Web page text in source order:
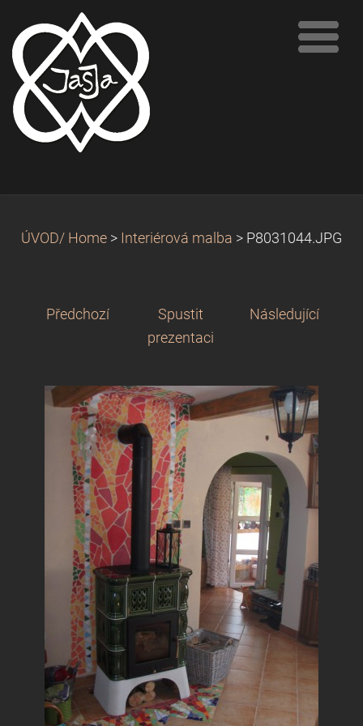
ÚVOD/ Home > Interiérová malba > P8031044.JPG
Předchozí
Spustit
prezentaci
Následující